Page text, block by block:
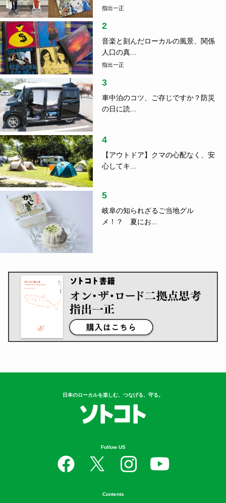
指出一正
2
音楽と刻んだローカルの風景、関係
人口の真...
指出一正
3
車中泊のコツ、ご存じですか？防災
の日に読...
4
【アウトドア】クマの心配なく、安
心してキ...
5
岐阜の知られざるご当地グル
メ！？ 夏にお...
日本のローカルを楽しむ、つなげる、守る。
Follow US
Contents